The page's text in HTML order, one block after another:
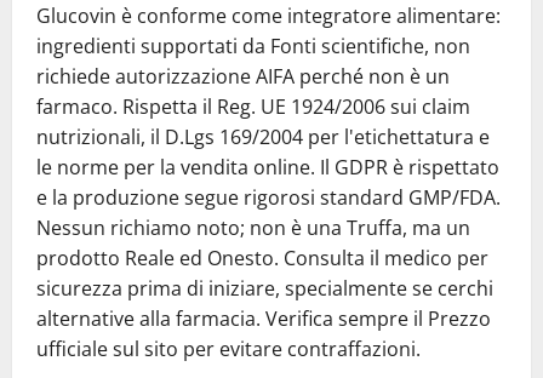
Glucovin è conforme come integratore alimentare:
ingredienti supportati da Fonti scientifiche, non
richiede autorizzazione AIFA perché non è un
farmaco. Rispetta il Reg. UE 1924/2006 sui claim
nutrizionali, il D.Lgs 169/2004 per l'etichettatura e
le norme per la vendita online. Il GDPR è rispettato
e la produzione segue rigorosi standard GMP/FDA.
Nessun richiamo noto; non è una Truffa, ma un
prodotto Reale ed Onesto. Consulta il medico per
sicurezza prima di iniziare, specialmente se cerchi
alternative alla farmacia. Verifica sempre il Prezzo
ufficiale sul sito per evitare contraffazioni.